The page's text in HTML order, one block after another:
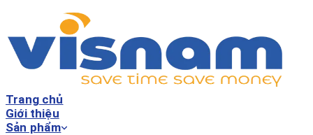
Trang chủ
Giới thiệu
Sản phẩm